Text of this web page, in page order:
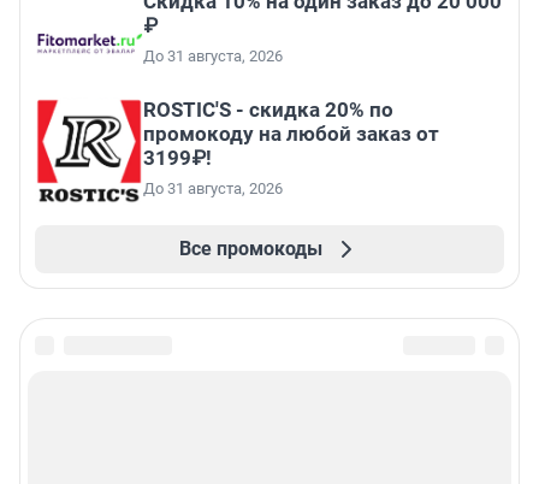
₽
До 31 августа, 2026
ROSTIC'S - скидка 20% по
промокоду на любой заказ от
3199₽!
До 31 августа, 2026
Все промокоды